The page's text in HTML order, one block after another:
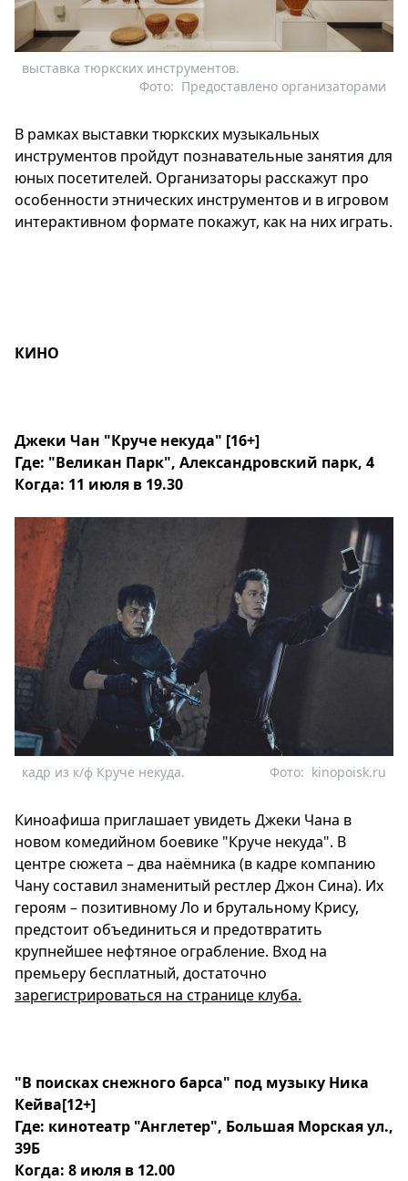
выставка тюркских инструментов.
Предоставлено организаторами
Фото:
В рамках выставки тюркских музыкальных
инструментов пройдут познавательные занятия для
юных посетителей. Организаторы расскажут про
особенности этнических инструментов и в игровом
интерактивном формате покажут, как на них играть.
КИНО
Джеки Чан "Круче некуда" [16+]
Где: "Великан Парк", Александровский парк, 4
Когда: 11 июля в 19.30
кадр из к/ф Круче некуда. kinopoisk.ru
Фото:
Киноафиша приглашает увидеть Джеки Чана в
новом комедийном боевике "Круче некуда". В
центре сюжета – два наёмника (в кадре компанию
Чану составил знаменитый рестлер Джон Сина). Их
героям – позитивному Ло и брутальному Крису,
предстоит объединиться и предотвратить
крупнейшее нефтяное ограбление. Вход на
премьеру бесплатный, достаточно
зарегистрироваться на странице клуба.
"В поисках снежного барса" под музыку Ника
Кейва[12+]
Где: кинотеатр "Англетер", Большая Морская ул.,
39Б
Когда: 8 июля в 12.00